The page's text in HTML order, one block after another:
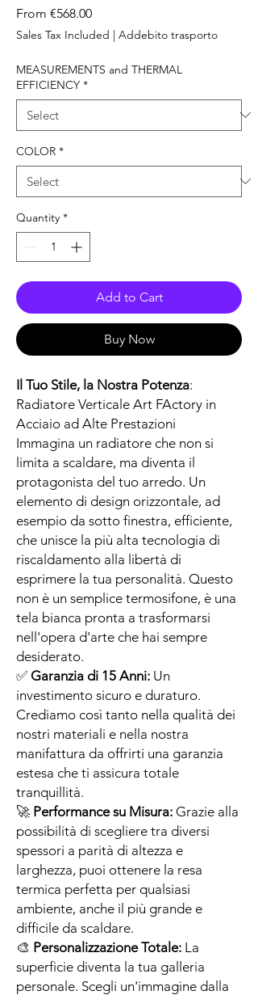
From €568.00Sale
Price
Sales Tax Included | Addebito trasporto
MEASUREMENTS and THERMAL
EFFICIENCY *
COLOR *
Quantity *
Add to Cart
Buy Now
Il Tuo Stile, la Nostra Potenza:
Radiatore Verticale Art FActory in
Acciaio ad Alte Prestazioni
Immagina un radiatore che non si
limita a scaldare, ma diventa il
protagonista del tuo arredo. Un
elemento di design orizzontale, ad
esempio da sotto finestra, efficiente,
che unisce la più alta tecnologia di
riscaldamento alla libertà di
esprimere la tua personalità. Questo
non è un semplice termosifone, è una
tela bianca pronta a trasformarsi
nell'opera d'arte che hai sempre
desiderato.
✅ Garanzia di 15 Anni: Un
investimento sicuro e duraturo.
Crediamo così tanto nella qualità dei
nostri materiali e nella nostra
manifattura da offrirti una garanzia
estesa che ti assicura totale
tranquillità.
🚀 Performance su Misura: Grazie alla
possibilità di scegliere tra diversi
spessori a parità di altezza e
larghezza, puoi ottenere la resa
termica perfetta per qualsiasi
ambiente, anche il più grande e
difficile da scaldare.
🎨 Personalizzazione Totale: La
superficie diventa la tua galleria
personale. Scegli un'immagine dalla